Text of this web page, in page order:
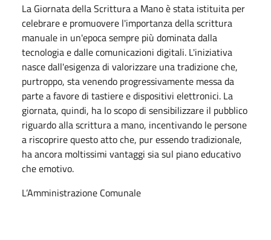
La Giornata della Scrittura a Mano è stata istituita per
celebrare e promuovere l'importanza della scrittura
manuale in un'epoca sempre più dominata dalla
tecnologia e dalle comunicazioni digitali. L'iniziativa
nasce dall'esigenza di valorizzare una tradizione che,
purtroppo, sta venendo progressivamente messa da
parte a favore di tastiere e dispositivi elettronici. La
giornata, quindi, ha lo scopo di sensibilizzare il pubblico
riguardo alla scrittura a mano, incentivando le persone
a riscoprire questo atto che, pur essendo tradizionale,
ha ancora moltissimi vantaggi sia sul piano educativo
che emotivo.
L’Amministrazione Comunale